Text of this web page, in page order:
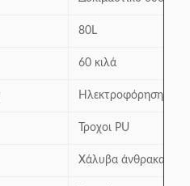
80L
60 κιλά
Ηλεκτροφόρηση και
Τροχοι PU
Χάλυβα άνθρακα